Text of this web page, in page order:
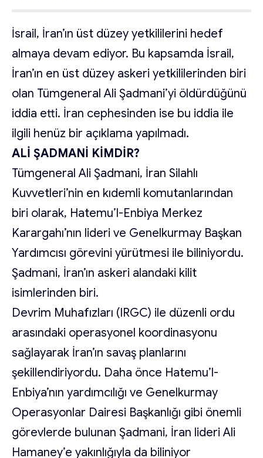
İsrail, İran’ın üst düzey yetkililerini hedef
almaya devam ediyor. Bu kapsamda İsrail,
İran’ın en üst düzey askeri yetkililerinden biri
olan Tümgeneral Ali Şadmani’yi öldürdüğünü
iddia etti. İran cephesinden ise bu iddia ile
ilgili henüz bir açıklama yapılmadı.
ALİ ŞADMANİ KİMDİR?
Tümgeneral Ali Şadmani, İran Silahlı
Kuvvetleri’nin en kıdemli komutanlarından
biri olarak, Hatemu’l-Enbiya Merkez
Karargahı’nın lideri ve Genelkurmay Başkan
Yardımcısı görevini yürütmesi ile biliniyordu.
Şadmani, İran’ın askeri alandaki kilit
isimlerinden biri.
Devrim Muhafızları (IRGC) ile düzenli ordu
arasındaki operasyonel koordinasyonu
sağlayarak İran’ın savaş planlarını
şekillendiriyordu. Daha önce Hatemu’l-
Enbiya’nın yardımcılığı ve Genelkurmay
Operasyonlar Dairesi Başkanlığı gibi önemli
görevlerde bulunan Şadmani, İran lideri Ali
Hamaney’e yakınlığıyla da biliniyor